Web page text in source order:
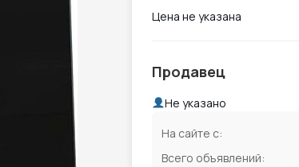
Цена не указана
Продавец
Не указано
На сайте с:
Всего объявлений: